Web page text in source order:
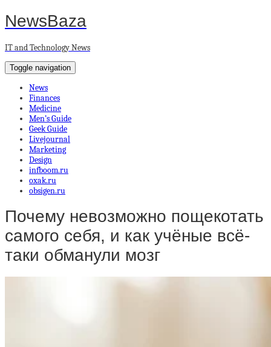
NewsBaza
IT and Technology News
Toggle navigation
News
Finances
Medicine
Men’s Guide
Geek Guide
Livejournal
Marketing
Design
infboom.ru
oxak.ru
obsigen.ru
Почему невозможно пощекотать
самого себя, и как учёные всё-
таки обманули мозг